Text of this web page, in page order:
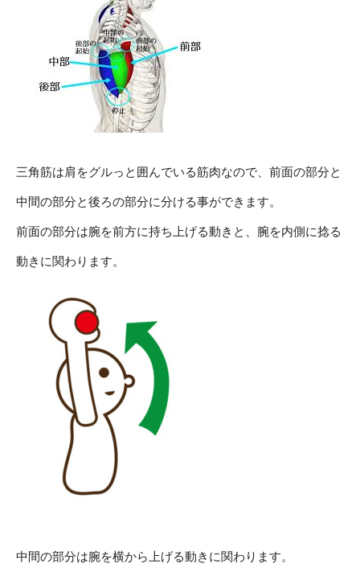
三角筋は肩をグルっと囲んでいる筋肉なので、前面の部分と
中間の部分と後ろの部分に分ける事ができます。
前面の部分は腕を前方に持ち上げる動きと、腕を内側に捻る
動きに関わります。
中間の部分は腕を横から上げる動きに関わります。